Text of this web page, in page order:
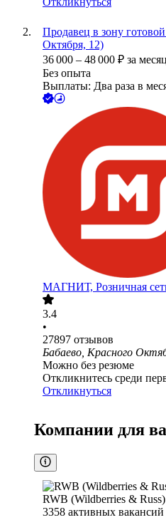
Продавец в зону
Октября, 12)
36 000 – 48 000 ₽ за
Без опыта
Выплаты: Два раза в
МАГНИТ, Розничная
3.4
•
27897 отзывов
Бабаево, Красного
Можно без резюме
Откликнитесь среди
Откликнуться
Компании для
RWB (Wildberries & Russ)
3358 активных вакансий